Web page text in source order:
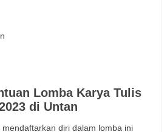
Lomba Karya Tulis
di Untan
diri dalam lomba ini